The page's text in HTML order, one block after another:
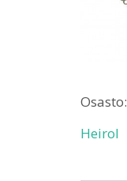
Osasto:
Heirol